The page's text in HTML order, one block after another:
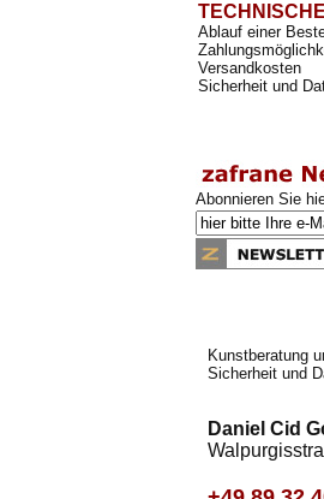
Ablauf einer
Versandkosten
Sicherheit und
Abonnieren Sie
Kunstberatung
Sicherheit und
Daniel Cid